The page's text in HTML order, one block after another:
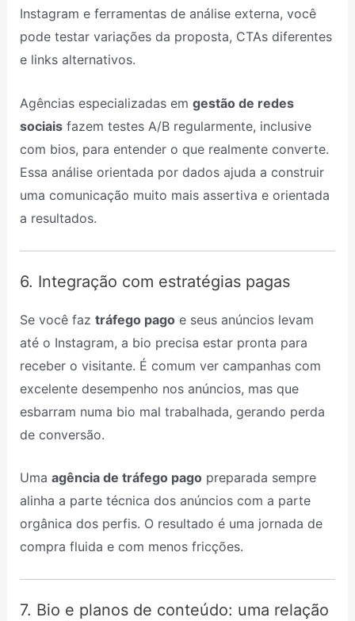
Instagram e ferramentas de análise externa, você
pode testar variações da proposta, CTAs diferentes
e links alternativos.
Agências especializadas em gestão de redes
sociaisfazem testes A/B regularmente, inclusive
com bios, para entender o que realmente converte.
Essa análise orientada por dados ajuda a construir
uma comunicação muito mais assertiva e orientada
a resultados.
6. Integração com estratégias pagas
Se você faz tráfego pagoe seus anúncios levam
até o Instagram, a bio precisa estar pronta para
receber o visitante. É comum ver campanhas com
excelente desempenho nos anúncios, mas que
esbarram numa bio mal trabalhada, gerando perda
de conversão.
Uma agência de tráfego pagopreparada sempre
alinha a parte técnica dos anúncios com a parte
orgânica dos perfis. O resultado é uma jornada de
compra fluida e com menos fricções.
7. Bio e planos de conteúdo: uma relação